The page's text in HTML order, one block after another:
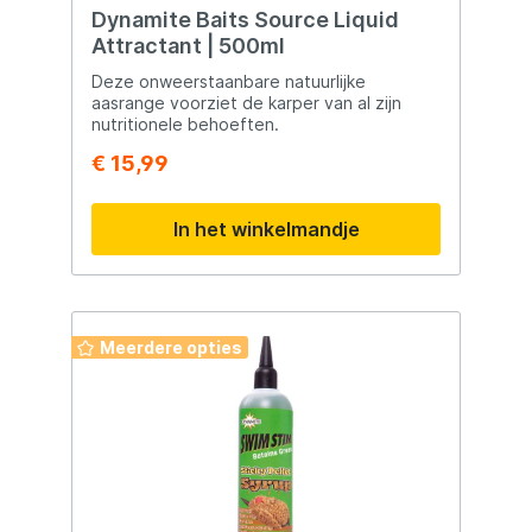
Dynamite Baits Source Liquid
Attractant | 500ml
Deze onweerstaanbare natuurlijke
aasrange voorziet de karper van al zijn
nutritionele behoeften.
€ 15,99
In het winkelmandje
Meerdere opties